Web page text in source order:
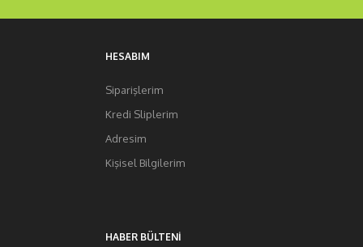
HESABIM
Siparişlerim
Kredi Sliplerim
Adresim
Kişisel Bilgilerim
HABER BÜLTENI